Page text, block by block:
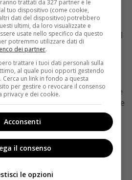
e fugge all’estero con la
riprendersi suo figlio.
a Palermo per riprendersi il
adottato, purtroppo però il
Impazzita dal dolore, la
psichiatrico del
mesi fino a quando non ritrova
riaffiorano i sensi di colpa che
suicidio. Per far sì che la giovane
inconsulti, la Abate viene
trova rifugio in un
di prendere i voti. Quando
amore Calcaterra è
dal convento e raggiunge
quale è stato rinchiuso…
trattati da 327 partner e le
tuo dispositivo (come cookie,
dati del dispositivo) potrebbero
ultimi, da loro visualizzate e
usate nello specifico da questo
potremmo utilizzare dati di
dei partner.
trattare i tuoi dati personali sulla
al quale puoi opporti gestendo
un link in fondo a questa
per gestire o revocare il consenso
privacy e dei cookie.
Acconsenti
il consenso
le opzioni